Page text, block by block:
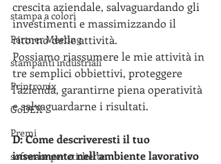
stampa a colori
Partner Meeting
stampanti industriali
Printronix
GoDEX
Premi
software per etichette
crescita aziendale, salvaguardando gli
investimenti e massimizzando il
ritorno delle attività.
Possiamo riassumere le mie attività in
tre semplici obbiettivi, proteggere
l'azienda, garantirne piena operatività
e salvaguardarne i risultati.
D: Come descriveresti il tuo
inserimento nell’ambiente lavorativo